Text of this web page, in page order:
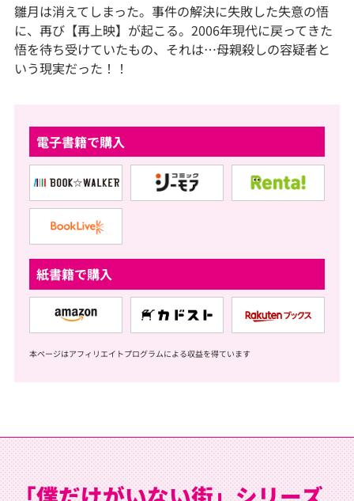
雛月は消えてしまった。事件の解決に失敗した失意の悟
に、再び【再上映】が起こる。2006年現代に戻ってきた
悟を待ち受けていたもの、それは…母親殺しの容疑者と
いう現実だった！！
電子書籍で購入
紙書籍で購入
本ページはアフィリエイトプログラムによる収益を得ています